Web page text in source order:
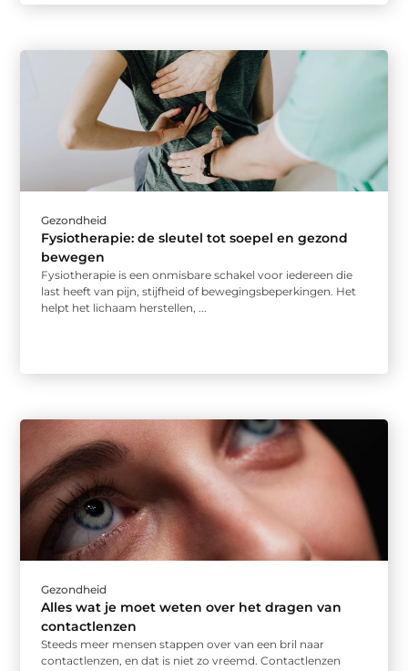
Gezondheid
Fysiotherapie: de sleutel tot soepel en gezond
bewegen
Fysiotherapie is een onmisbare schakel voor iedereen die
last heeft van pijn, stijfheid of bewegingsbeperkingen. Het
helpt het lichaam herstellen, ...
Gezondheid
Alles wat je moet weten over het dragen van
contactlenzen
Steeds meer mensen stappen over van een bril naar
contactlenzen, en dat is niet zo vreemd. Contactlenzen